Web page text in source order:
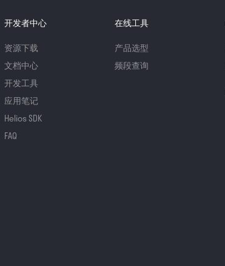
开发者中心
资源下载
文档中心
开发工具
应用笔记
Helios SDK
FAQ
在线工具
产品选型
频段查询